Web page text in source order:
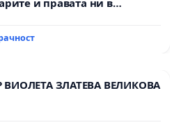
и правата ни в
ЗЛАТЕВА ВЕЛИКОВА